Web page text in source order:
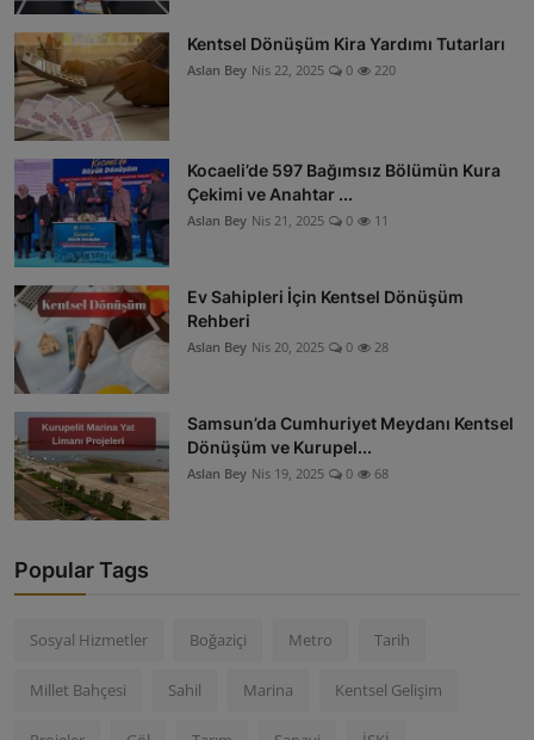
Kentsel Dönüşüm Kira Yardımı Tutarları
Aslan Bey Nis 22, 2025 0 220
Kocaeli’de 597 Bağımsız Bölümün Kura
Çekimi ve Anahtar ...
Aslan Bey Nis 21, 2025 0 11
Ev Sahipleri İçin Kentsel Dönüşüm
Rehberi
Aslan Bey Nis 20, 2025 0 28
Samsun’da Cumhuriyet Meydanı Kentsel
Dönüşüm ve Kurupel...
Aslan Bey Nis 19, 2025 0 68
Popular Tags
Sosyal Hizmetler Boğaziçi Metro Tarih
Millet Bahçesi Sahil Marina Kentsel Gelişim